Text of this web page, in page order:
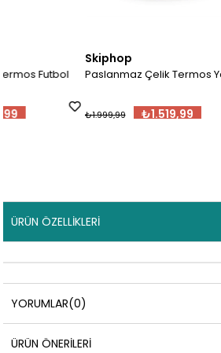
Paslanmaz Çelik Termos Yarasa
₺1.519,99
₺1.999,99
ÜRÜN ÖZELLIKLERI
YORUMLAR(0)
ÜRÜN ÖNERILERI